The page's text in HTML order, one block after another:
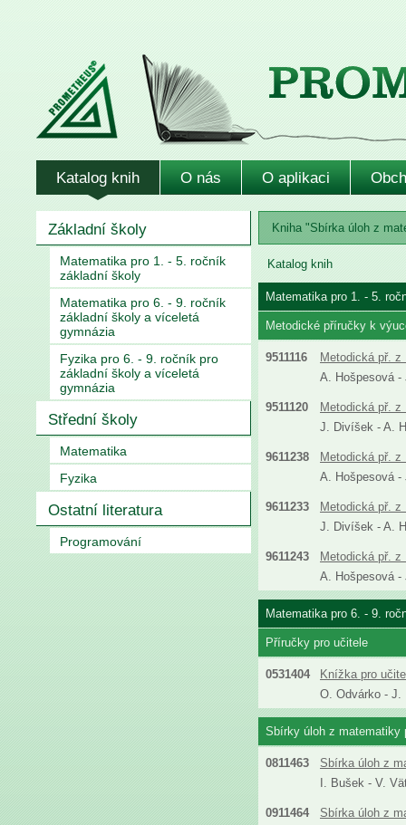
Katalog knih O nás O aplikaci
Základní školy
Matematika pro 1. - 5. ročník
základní školy
Matematika pro 6. - 9. ročník
základní školy a víceletá
gymnázia
Fyzika pro 6. - 9. ročník pro
základní školy a víceletá
gymnázia
Střední školy
Matematika
Fyzika
Ostatní literatura
Programování
Kniha "Sbírka úloh z
Katalog knih
Matematika pro 1. - 5.
Metodické příručky k
9511116
Metodická př.
A. Hošpesová
9511120
Metodická př.
J. Divíšek - A.
9611238
Metodická př.
A. Hošpesová
9611233
Metodická př.
J. Divíšek - A.
9611243
Metodická př.
A. Hošpesová
Matematika pro 6. - 9.
Příručky pro učitele
0531404
Knížka pro
O. Odvárko - J.
Sbírky úloh z matematiky
0811463
Sbírka úloh z
I. Bušek - V.
0911464
Sbírka úloh z